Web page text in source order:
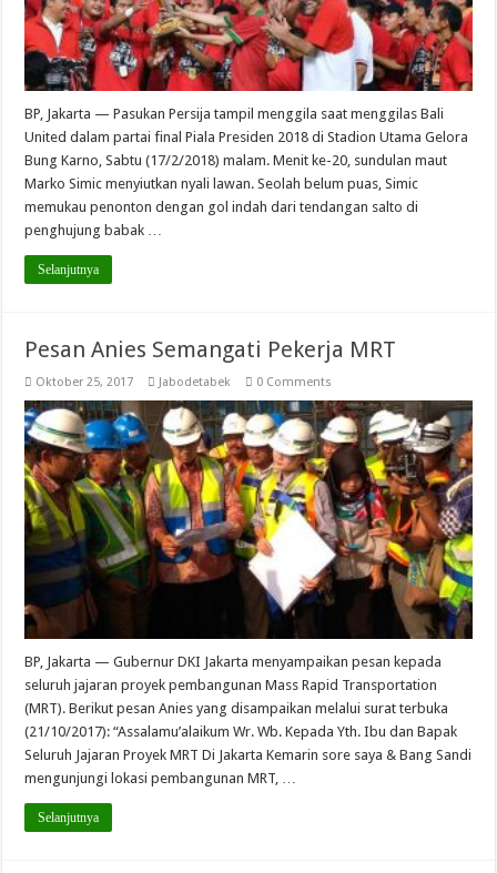
BP, Jakarta — Pasukan Persija tampil menggila saat menggilas Bali
United dalam partai final Piala Presiden 2018 di Stadion Utama Gelora
Bung Karno, Sabtu (17/2/2018) malam. Menit ke-20, sundulan maut
Marko Simic menyiutkan nyali lawan. Seolah belum puas, Simic
memukau penonton dengan gol indah dari tendangan salto di
penghujung babak …
Selanjutnya
Pesan Anies Semangati Pekerja MRT
Oktober 25, 2017 Jabodetabek 0 Comments
BP, Jakarta — Gubernur DKI Jakarta menyampaikan pesan kepada
seluruh jajaran proyek pembangunan Mass Rapid Transportation
(MRT). Berikut pesan Anies yang disampaikan melalui surat terbuka
(21/10/2017): “Assalamu’alaikum Wr. Wb. Kepada Yth. Ibu dan Bapak
Seluruh Jajaran Proyek MRT Di Jakarta Kemarin sore saya & Bang Sandi
mengunjungi lokasi pembangunan MRT, …
Selanjutnya